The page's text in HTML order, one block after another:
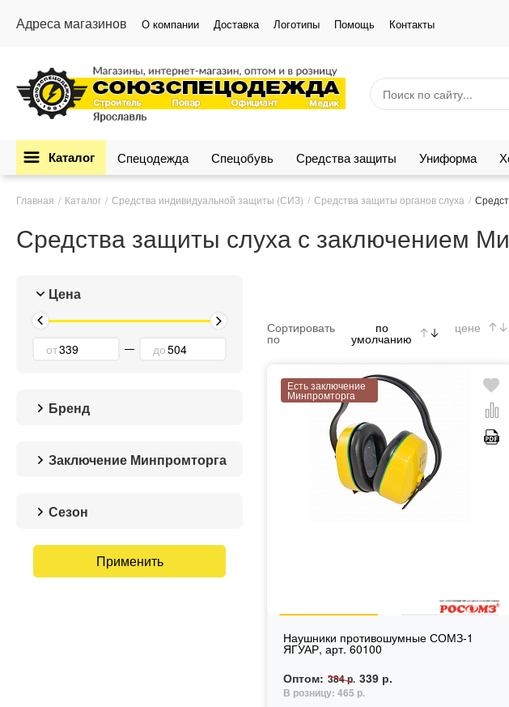
Адреса магазинов О компании Доставка Логотипы Помощь Контакты
Каталог Спецодежда Спецобувь Средства защиты Униформа
Главная Каталог Средства индивидуальной защиты (СИЗ) Средства защиты органов слуха
Средства защиты слуха с заключением
Цена
от до
Бренд
Заключение Минпромторга
Сезон
Сортировать
по
по
умолчанию
цене
Есть заключение
Минпромторга
Наушники противошумные СОМЗ-1
ЯГУАР, арт. 60100
Оптом: 384 р. 339 р.
В розницу: 465 р.